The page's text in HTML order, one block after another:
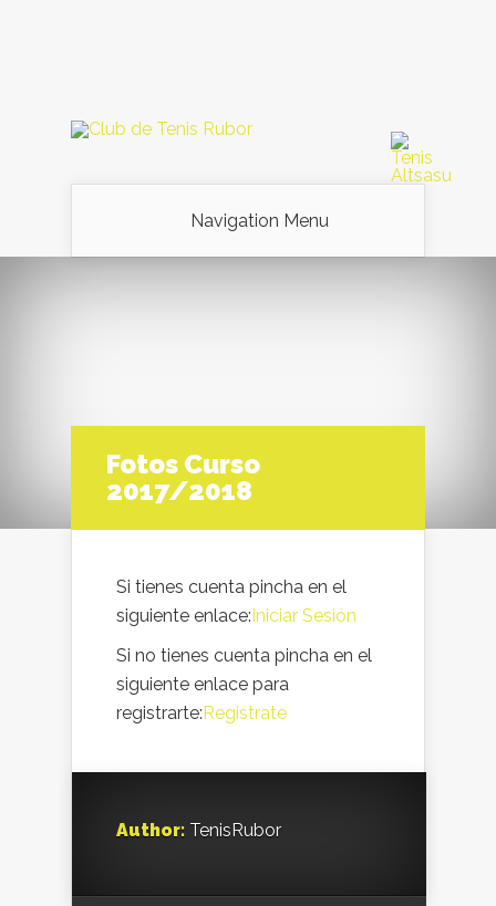
Navigation Menu
Fotos Curso
2017/2018
Si tienes cuenta pincha en el
siguiente enlace:Iniciar Sesión
Si no tienes cuenta pincha en el
siguiente enlace para
registrarte:Registrate
Author: TenisRubor